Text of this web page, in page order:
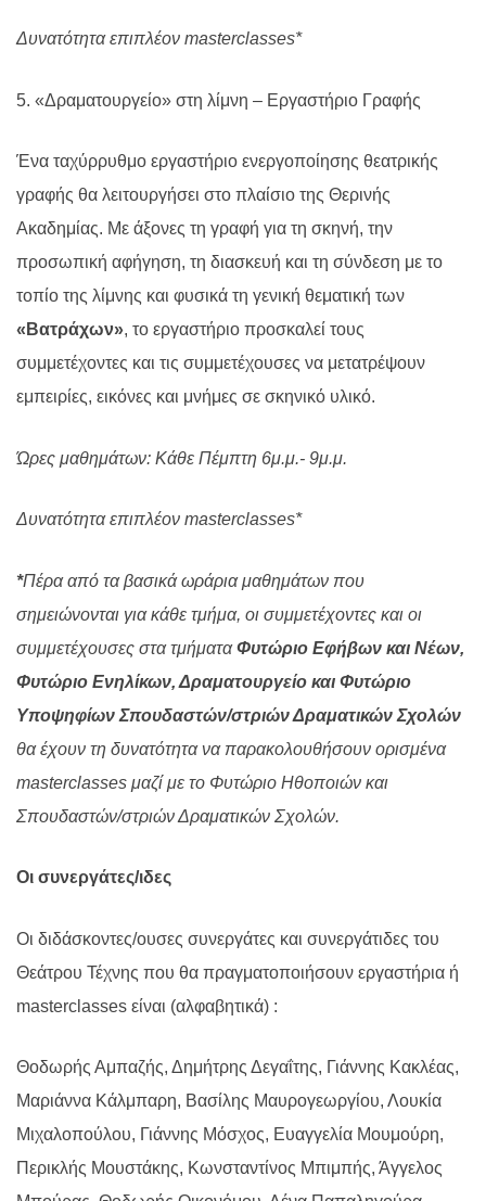
Δυνατότητα επιπλέον masterclasses*
5. «Δραματουργείο» στη λίμνη – Εργαστήριο Γραφής
Ένα ταχύρρυθμο εργαστήριο ενεργοποίησης θεατρικής
γραφής θα λειτουργήσει στο πλαίσιο της Θερινής
Ακαδημίας. Με άξονες τη γραφή για τη σκηνή, την
προσωπική αφήγηση, τη διασκευή και τη σύνδεση με το
τοπίο της λίμνης και φυσικά τη γενική θεματική των
«Βατράχων», το εργαστήριο προσκαλεί τους
συμμετέχοντες και τις συμμετέχουσες να μετατρέψουν
εμπειρίες, εικόνες και μνήμες σε σκηνικό υλικό.
Ώρες μαθημάτων: Κάθε Πέμπτη 6μ.μ.- 9μ.μ.
Δυνατότητα επιπλέον masterclasses*
*Πέρα από τα βασικά ωράρια μαθημάτων που
σημειώνονται για κάθε τμήμα, οι συμμετέχοντες και οι
συμμετέχουσες στα τμήματαΦυτώριο Εφήβων και Νέων,
Φυτώριο Ενηλίκων, Δραματουργείο και Φυτώριο
Υποψηφίων Σπουδαστών/στριών Δραματικών Σχολών
θα έχουν τη δυνατότητα να παρακολουθήσουν ορισμένα
masterclasses μαζί με το Φυτώριο Ηθοποιών και
Σπουδαστών/στριών Δραματικών Σχολών.
Οι συνεργάτες/ιδες
Οι διδάσκοντες/ουσες συνεργάτες και συνεργάτιδες του
Θεάτρου Τέχνης που θα πραγματοποιήσουν εργαστήρια ή
masterclasses είναι (αλφαβητικά) :
Θοδωρής Αμπαζής, Δημήτρης Δεγαΐτης, Γιάννης Κακλέας,
Μαριάννα Κάλμπαρη, Βασίλης Μαυρογεωργίου, Λουκία
Μιχαλοπούλου, Γιάννης Μόσχος, Ευαγγελία Μουμούρη,
Περικλής Μουστάκης, Κωνσταντίνος Μπιμπής, Άγγελος